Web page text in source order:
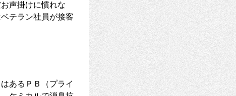
声掛けに慣れな
テラン社員が接客
あるＰＢ（プライ